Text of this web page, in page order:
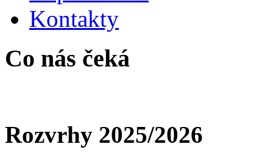
Kontakty
Co nás čeká
Rozvrhy 2025/2026